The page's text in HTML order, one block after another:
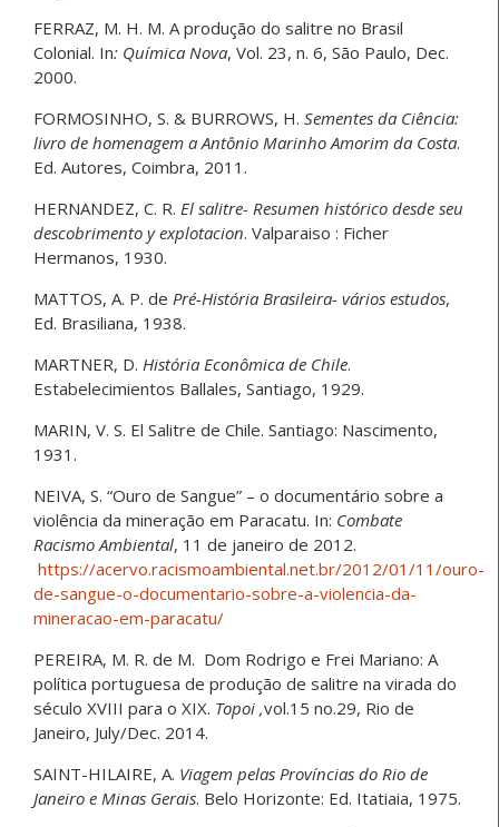
FERRAZ, M. H. M. A produção do salitre no Brasil
Colonial. In: Química Nova, Vol. 23, n. 6, São Paulo, Dec.
2000.
FORMOSINHO, S. & BURROWS, H. Sementes da Ciência:
livro de homenagem a Antônio Marinho Amorim da Costa.
Ed. Autores, Coimbra, 2011.
HERNANDEZ, C. R. El salitre- Resumen histórico desde seu
descobrimento y explotacion. Valparaiso : Ficher
Hermanos, 1930.
MATTOS, A. P. de Pré-História Brasileira- vários estudos,
Ed. Brasiliana, 1938.
MARTNER, D. História Econômica de Chile.
Estabelecimientos Ballales, Santiago, 1929.
MARIN, V. S. El Salitre de Chile. Santiago: Nascimento,
1931.
NEIVA, S. “Ouro de Sangue” – o documentário sobre a
violência da mineração em Paracatu. In: Combate
Racismo Ambiental, 11 de janeiro de 2012.
https://acervo.racismoambiental.net.br/2012/01/11/ouro-
de-sangue-o-documentario-sobre-a-violencia-da-
mineracao-em-paracatu/
PEREIRA, M. R. de M. Dom Rodrigo e Frei Mariano: A
política portuguesa de produção de salitre na virada do
século XVIII para o XIX. Topoi ,vol.15 no.29, Rio de
Janeiro, July/Dec. 2014.
SAINT-HILAIRE, A. Viagem pelas Províncias do Rio de
Janeiro e Minas Gerais. Belo Horizonte: Ed. Itatiaia, 1975.